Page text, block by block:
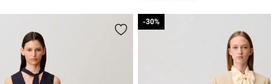
-30%
-30%